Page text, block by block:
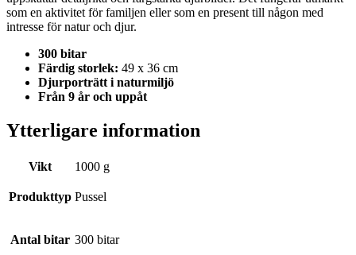
som en aktivitet för familjen eller som en present till någon med
intresse för natur och djur.
300 bitar
Färdig storlek: 49 x 36 cm
Djurporträtt i naturmiljö
Från 9 år och uppåt
Ytterligare information
Vikt 1000 g
Produkttyp Pussel
Antal bitar 300 bitar